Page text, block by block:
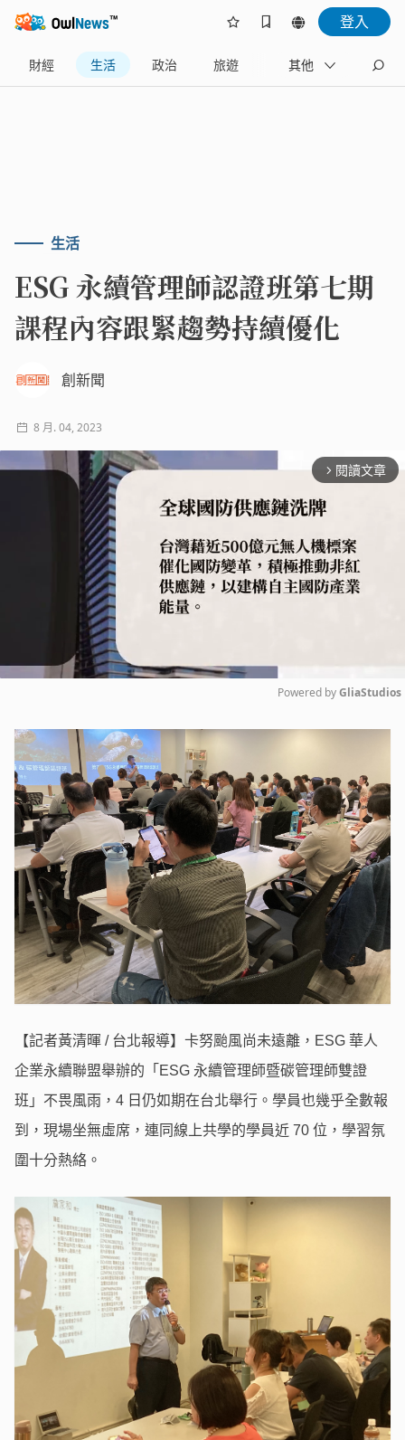
登入
財經 生活 政治 旅遊 體育
其他
生活
ESG 永續管理師認證班第七期
課程內容跟緊趨勢持續優化
創新聞
8 月. 04, 2023
arrow_forward_ios 閱讀文章
Mute
Powered by GliaStudios
【記者黃清暉 / 台北報導】卡努颱風尚未遠離，ESG 華人
企業永續聯盟舉辦的「ESG 永續管理師暨碳管理師雙證
班」不畏風雨，4 日仍如期在台北舉行。學員也幾乎全數報
到，現場坐無虛席，連同線上共學的學員近 70 位，學習氛
圍十分熱絡。